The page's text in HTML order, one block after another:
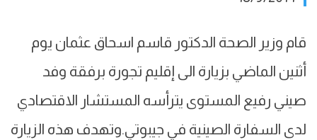
قام وزير الصحة الدكتور قاسم اسحاق عثمان يوم
أثنين الماضي بزيارة الى إقليم تجورة برفقة وفد
صيني رفيع المستوى يترأسه المستشار الاقتصادي
لدى السفارة الصينية في جيبوتي.وتهدف هذه الزيارة